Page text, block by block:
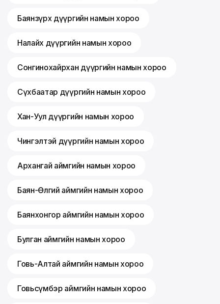
Баянзүрх дүүргийн намын хороо
Налайх дүүргийн намын хороо
Сонгинохайрхан дүүргийн намын хороо
Сүхбаатар дүүргийн намын хороо
Хан-Уул дүүргийн намын хороо
Чингэлтэй дүүргийн намын хороо
Архангай аймгийн намын хороо
Баян-Өлгий аймгийн намын хороо
Баянхонгор аймгийн намын хороо
Булган аймгийн намын хороо
Говь-Алтай аймгийн намын хороо
Говьсүмбэр аймгийн намын хороо